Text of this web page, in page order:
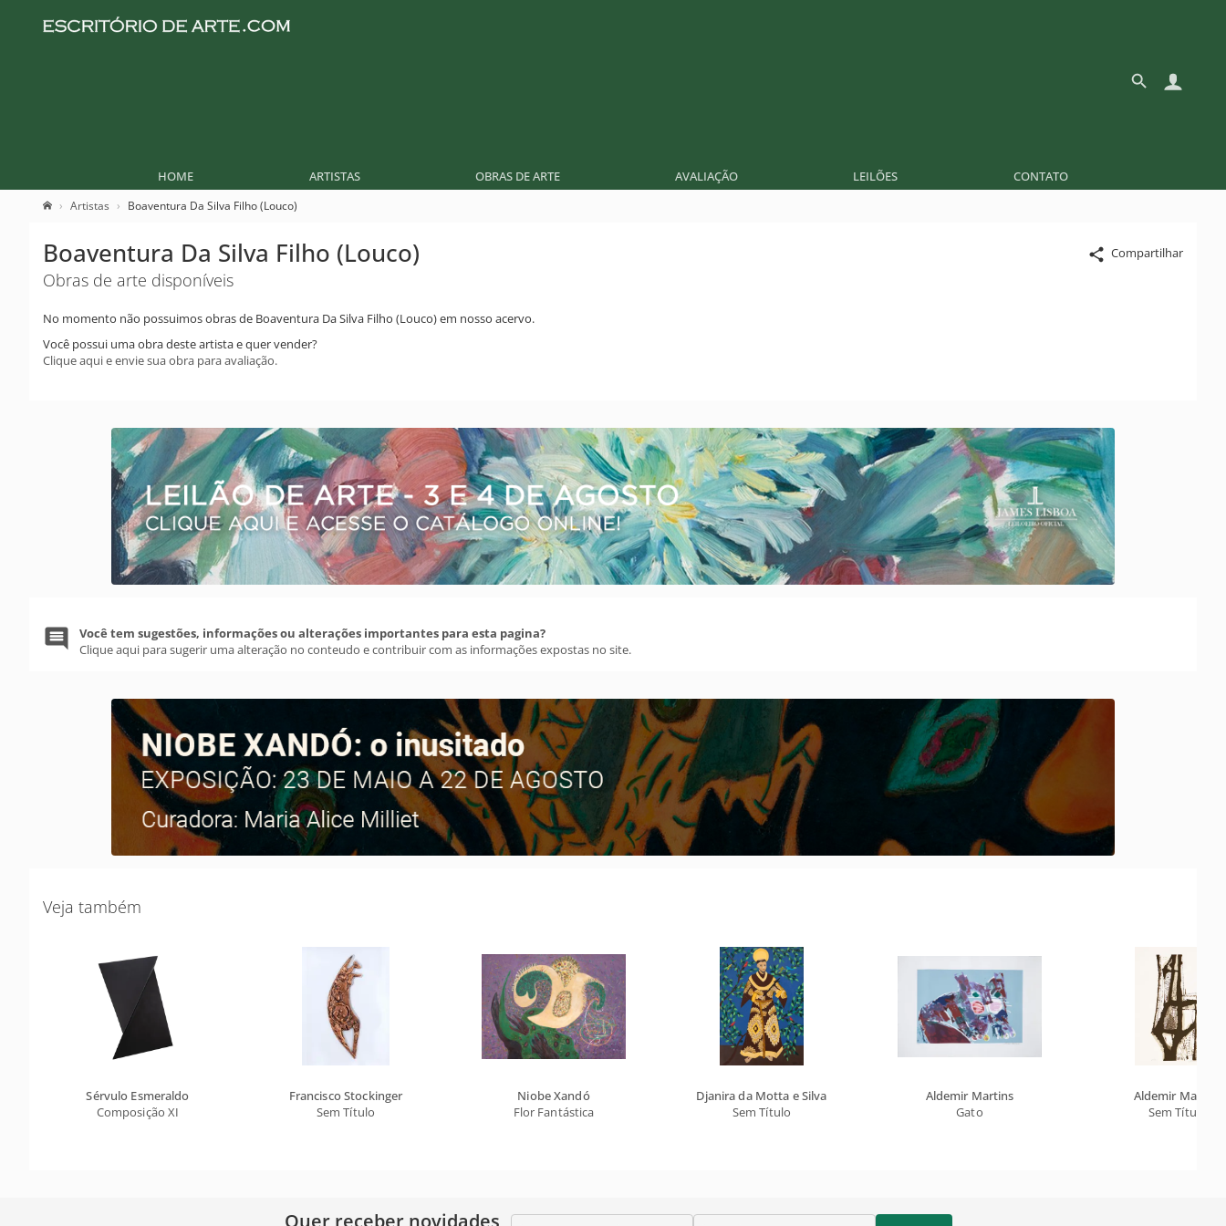
HOME ARTISTAS OBRAS DE ARTE AVALIAÇÃO LEILÕES CONTATO
Artistas Boaventura Da Silva Filho (Louco)
Compartilhar
Boaventura Da Silva Filho (Louco)
Obras de arte disponíveis
No momento não possuimos obras de Boaventura Da Silva Filho (Louco) em nosso acervo.
Você possui uma obra deste artista e quer vender?
Clique aqui e envie sua obra para avaliação.
Você tem sugestões, informações ou alterações importantes para esta pagina?
Clique aqui para sugerir uma alteração no conteudo e contribuir com as informações expostas no site.
Veja também
Sérvulo Esmeraldo
Composição XI
Francisco Stockinger
Sem Título
Niobe Xandó
Flor Fantástica
Djanira da Motta e Silva
Sem Título
Aldemir Martins
Gato
Aldemir Martins
Sem Título
Quer receber novidades